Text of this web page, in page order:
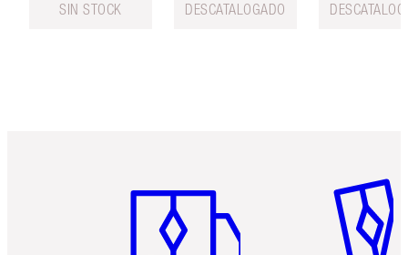
SIN STOCK DESCATALOGADO